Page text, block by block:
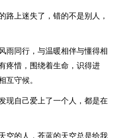
路上迷失了，错的不是别人，
雨同行，与温暖相伴与懂得相
疼惜，围绕着生命，识得进
互守候。
现自己爱上了一个人，都是在
空的人，苍蓝的天空总是给我